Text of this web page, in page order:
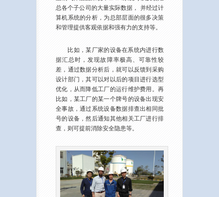
总各个子公司的大量实际数据， 并经过计
算机系统的分析，为总部层面的很多决策
和管理提供客观依据和强有力的支持等。
比如，某厂家的设备在系统内进行数
据汇总时，发现故障率极高、可靠性较
差，通过数据分析后，就可以反馈到采购
设计部门，其可以对以后的项目进行选型
优化，从而降低工厂的运行维护费用。再
比如，某工厂的某一个牌号的设备出现安
全事故，通过系统设备数据排查出相同批
号的设备，然后通知其他相关工厂进行排
查，则可提前消除安全隐患等。